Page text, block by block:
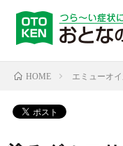
HOME エミューオ